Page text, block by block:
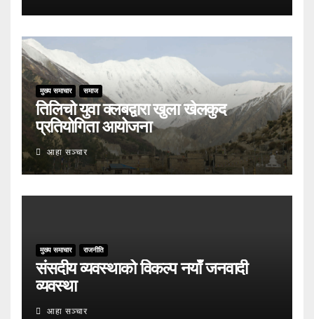
मुख्य समाचार समाज
तिलिचो युवा क्लबद्वारा खुला खेलकुद
प्रतियोगिता आयोजना
आहा सञ्चार
मुख्य समाचार राजनीति
संसदीय व्यवस्थाको विकल्प नयाँ जनवादी
व्यवस्था
आहा सञ्चार